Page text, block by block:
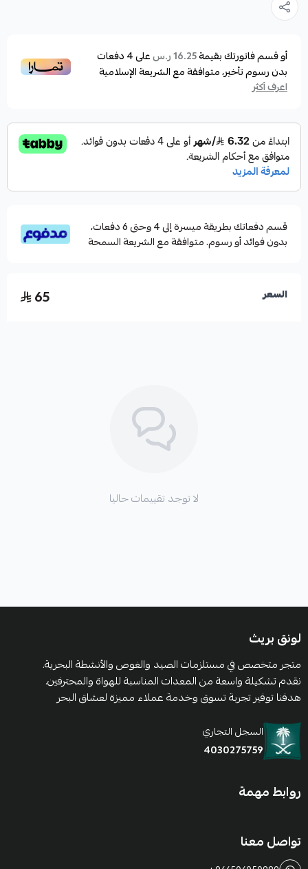
إطار سيليكون مرن يناسب مختلف أحجام الوجوه، مما
يوفر راحة وثباتًا دون تسرب الماء.
يأتي أنبوب التنفس بتصميم مريح وصغير الحجم يناسب
قطعة فموية ناعمة لتسهيل التنفس براحة أثناء السباحة
والاستكشاف.
هذا الكومبو يوفر للأطفال تجربة غوص آمنة وممتعة في
أو قسم فاتورتك بقيمة16.25 ر.س على4دفعات
بدون رسوم تأخير، متوافقة مع الشريعة الإسلامية
اعرف أكثر
قسم دفعاتك بطريقة ميسرة إلى 4 وحتى 6 دفعات،
بدون فوائد أو رسوم. متوافقة مع الشريعة السمحة
السعر 65
لا توجد تقييمات حاليا
لونق بريث
متجر متخصص في مستلزمات الصيد والغوص والأنشطة البحرية.
نقدم تشكيلة واسعة من المعدات المناسبة للهواة والمحترفين.
هدفنا توفير تجربة تسوق وخدمة عملاء مميزة لعشاق البحر
السجل التجاري
4030275759
روابط مهمة
تواصل معنا